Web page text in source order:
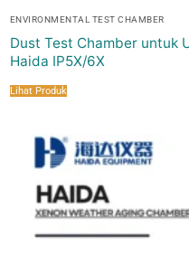
ENVIRONMENTAL TEST CHAMBER
Dust Test Chamber untuk
Haida IP5X/6X
Lihat Produk